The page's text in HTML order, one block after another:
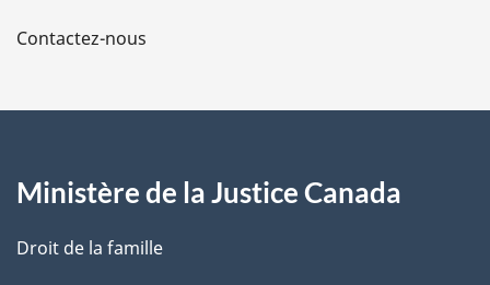
a
e
Contactez-nous
Ministère de la Justice Canada
Droit de la famille